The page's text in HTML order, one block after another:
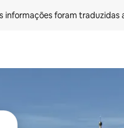
informações foram